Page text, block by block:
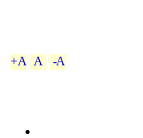
+A A -A